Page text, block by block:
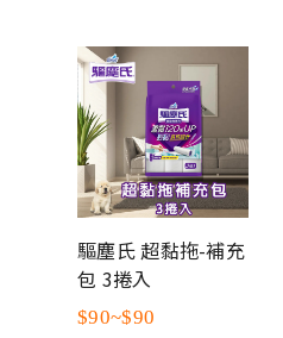
驅塵氏 超黏拖-補充
包 3捲入
$90~$90